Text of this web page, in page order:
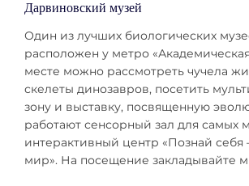
Дарвиновский музей
Один из лучших биологических
расположен у метро
месте можно рассмотреть чучела
скелеты динозавров, посетить
зону и выставку, посвященную
работают сенсорный зал для самых
интерактивный центр «Познай себя
мир». На посещение закладывайте